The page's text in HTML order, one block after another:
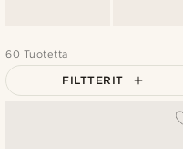
60 Tuotetta
FILTTERIT